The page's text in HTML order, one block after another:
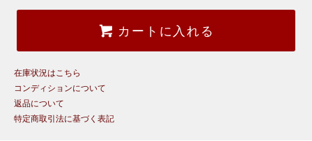
カートに入れる
在庫状況はこちら
コンディションについて
返品について
特定商取引法に基づく表記